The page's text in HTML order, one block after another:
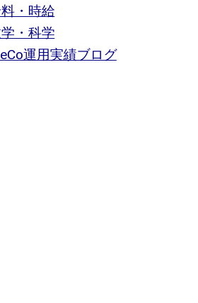
・時給
・科学
運用実績ブログ